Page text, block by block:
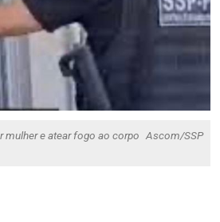
mulher e atear fogo ao corpo Ascom/SSP